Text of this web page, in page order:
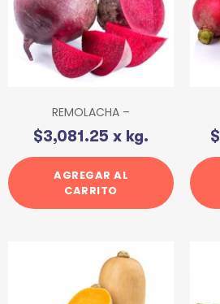
REMOLACHA –
$3,081.25 x kg.
AGREGAR AL
CARRITO
$